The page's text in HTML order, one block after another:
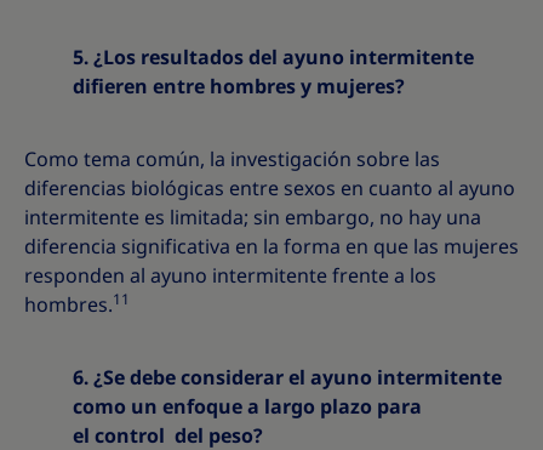
5. ¿Los resultados del ayuno intermitente
difieren entre hombres y mujeres?
Como tema común, la investigación sobre las
diferencias biológicas entre sexos en cuanto al ayuno
intermitente es limitada; sin embargo, no hay una
diferencia significativa en la forma en que las mujeres
responden al ayuno intermitente frente a los
hombres.11
6. ¿Se debe considerar el ayuno intermitente
como un enfoque a largo plazo para
el control del peso?